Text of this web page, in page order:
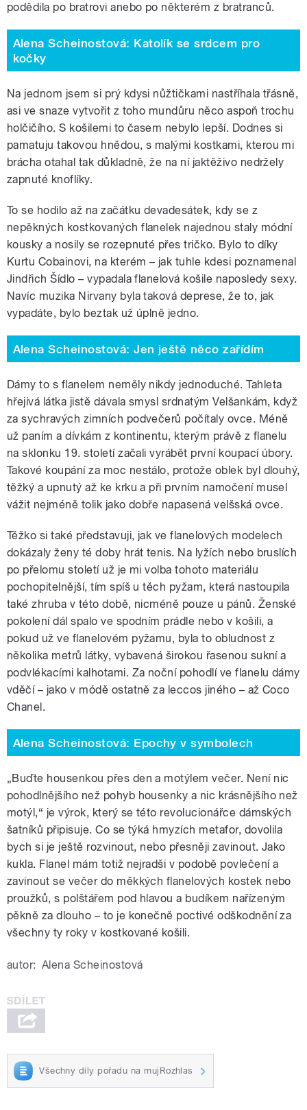
podědila po bratrovi anebo po některém z bratranců.
Alena Scheinostová: Katolík se srdcem pro
kočky
Na jednom jsem si prý kdysi nůžtičkami nastříhala třásně,
asi ve snaze vytvořit z toho mundůru něco aspoň trochu
holčičího. S košilemi to časem nebylo lepší. Dodnes si
pamatuju takovou hnědou, s malými kostkami, kterou mi
brácha otahal tak důkladně, že na ní jaktěživo nedržely
zapnuté knoflíky.
To se hodilo až na začátku devadesátek, kdy se z
nepěkných kostkovaných flanelek najednou staly módní
kousky a nosily se rozepnuté přes tričko. Bylo to díky
Kurtu Cobainovi, na kterém – jak tuhle kdesi poznamenal
Jindřich Šídlo – vypadala flanelová košile naposledy sexy.
Navíc muzika Nirvany byla taková deprese, že to, jak
vypadáte, bylo beztak už úplně jedno.
Alena Scheinostová: Jen ještě něco zařídím
Dámy to s flanelem neměly nikdy jednoduché. Tahleta
hřejivá látka jistě dávala smysl srdnatým Velšankám, když
za sychravých zimních podvečerů počítaly ovce. Méně
už paním a dívkám z kontinentu, kterým právě z flanelu
na sklonku 19. století začali vyrábět první koupací úbory.
Takové koupání za moc nestálo, protože oblek byl dlouhý,
těžký a upnutý až ke krku a při prvním namočení musel
vážit nejméně tolik jako dobře napasená velšská ovce.
Těžko si také představuji, jak ve flanelových modelech
dokázaly ženy té doby hrát tenis. Na lyžích nebo bruslích
po přelomu století už je mi volba tohoto materiálu
pochopitelnější, tím spíš u těch pyžam, která nastoupila
také zhruba v této době, nicméně pouze u pánů. Ženské
pokolení dál spalo ve spodním prádle nebo v košili, a
pokud už ve flanelovém pyžamu, byla to obludnost z
několika metrů látky, vybavená širokou řasenou sukní a
podvlékacími kalhotami. Za noční pohodlí ve flanelu dámy
vděčí – jako v módě ostatně za leccos jiného – až Coco
Chanel.
Alena Scheinostová: Epochy v symbolech
„Buďte housenkou přes den a motýlem večer. Není nic
pohodlnějšího než pohyb housenky a nic krásnějšího než
motýl,“ je výrok, který se této revolucionářce dámských
šatníků připisuje. Co se týká hmyzích metafor, dovolila
bych si je ještě rozvinout, nebo přesněji zavinout. Jako
kukla. Flanel mám totiž nejradši v podobě povlečení a
zavinout se večer do měkkých flanelových kostek nebo
proužků, s polštářem pod hlavou a budíkem nařízeným
pěkně za dlouho – to je konečně poctivé odškodnění za
všechny ty roky v kostkované košili.
autor: Alena Scheinostová
Všechny díly pořadu na mujRozhlas